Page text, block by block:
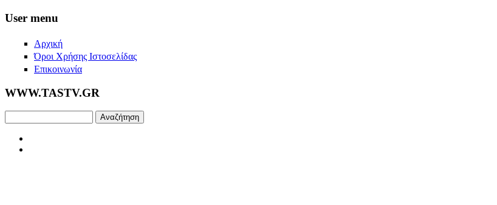
Skip to main content
User menu
Αρχική
Όροι Χρήσης Ιστοσελίδας
Επικοινωνία
WWW.TASTV.GR